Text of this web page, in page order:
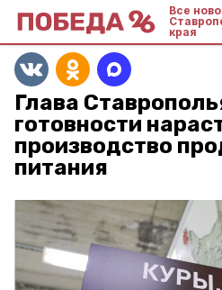
Все
края
Глава
готовности
производство
питания